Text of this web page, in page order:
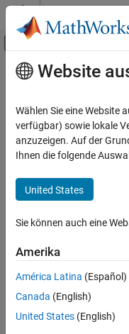
Weiter zum Inhalt
Umschaltung
Startseite der Dokumentation
Hauptinhalt
How
Website
Wählen Sie eine Website
verfügbar) sowie lokale
anzuzeigen. Auf der
Ihnen die folgende
United States
Sie können auch eine
Amerika
América Latina (Español)
Canada (English)
United States (English)